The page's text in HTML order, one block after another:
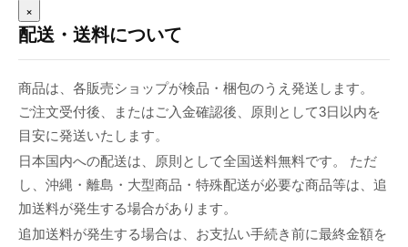
×
配送・送料について
商品は、各販売ショップが検品・梱包のうえ発送します。
ご注文受付後、またはご入金確認後、原則として3日以内を
目安に発送いたします。
日本国内への配送は、原則として全国送料無料です。 ただ
し、沖縄・離島・大型商品・特殊配送が必要な商品等は、追
加送料が発生する場合があります。
追加送料が発生する場合は、お支払い手続き前に最終金額を